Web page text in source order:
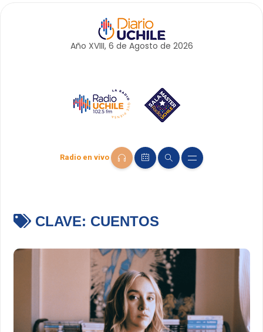
Año XVIII, 6 de Agosto de 2026
Radio en vivo
CLAVE: CUENTOS